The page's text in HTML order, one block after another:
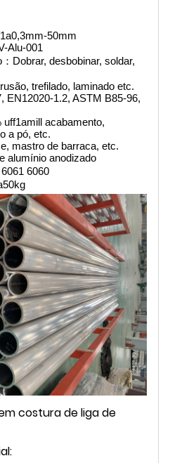
50mm
Alu-001
Dobrar, desbobinar, soldar,
trefilado, laminado etc.
EN12020-1.2, ASTM B85-96,
acabamento,
a pó, etc.
mastro de barraca, etc.
alumínio anodizado
6060
costura de liga de